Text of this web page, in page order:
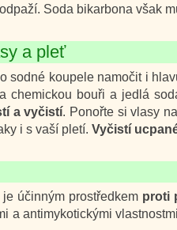
Soda bikarbona však
a pleť
sodné koupele namočit i
chemickou bouři a jedlá
a vyčistí. Ponořte si vlasy
i s vaší pletí. Vyčistí
účinným prostředkem proti
a antimykotickými